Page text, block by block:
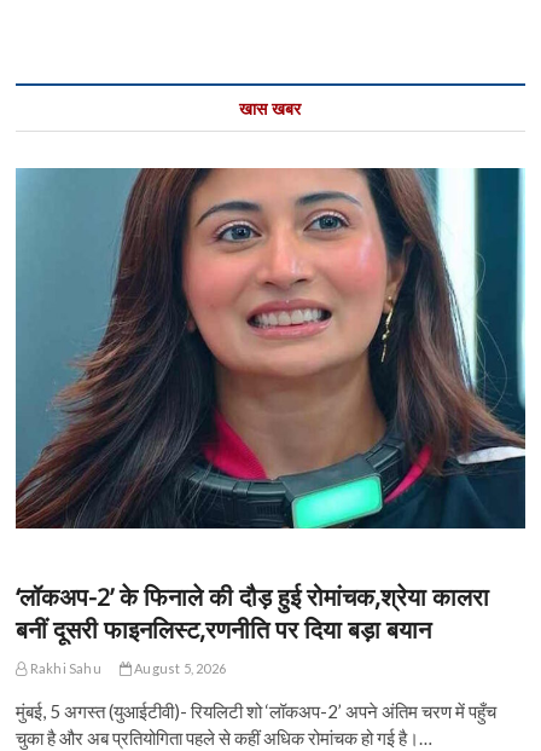
खास खबर
‘लॉकअप-2’ के फिनाले की दौड़ हुई रोमांचक,श्रेया कालरा
बनीं दूसरी फाइनलिस्ट,रणनीति पर दिया बड़ा बयान
Rakhi Sahu August 5, 2026
मुंबई, 5 अगस्त (युआईटीवी)- रियलिटी शो ‘लॉकअप-2’ अपने अंतिम चरण में पहुँच
चुका है और अब प्रतियोगिता पहले से कहीं अधिक रोमांचक हो गई है।…